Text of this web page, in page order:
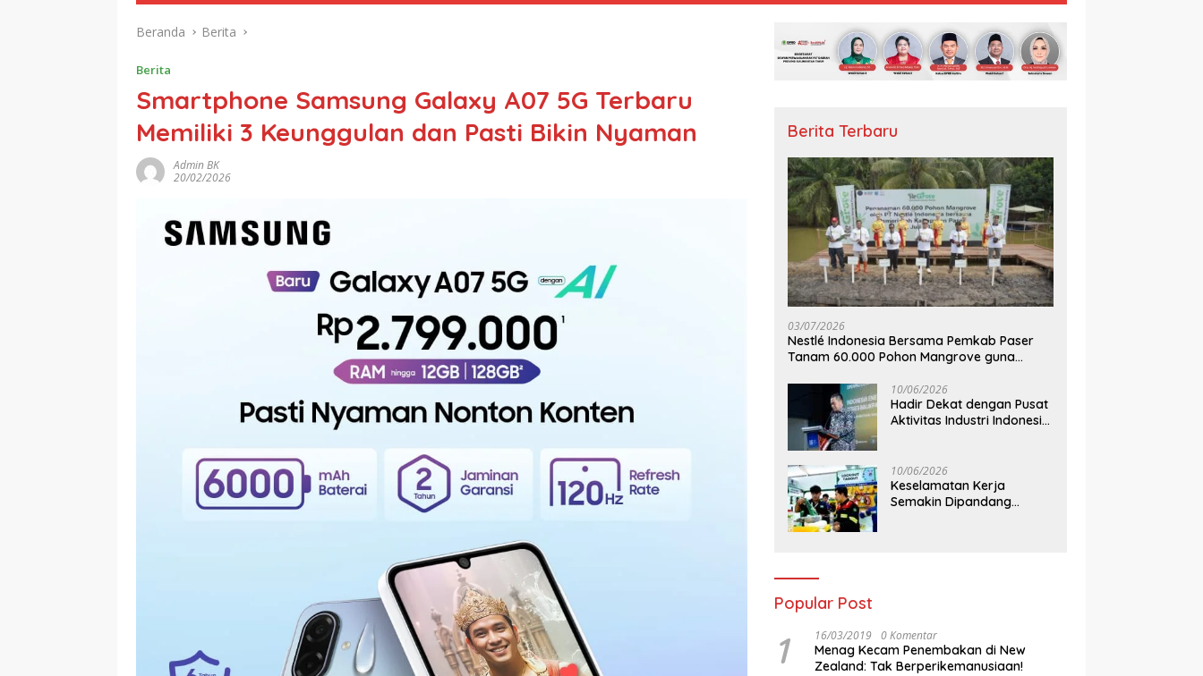
Beranda Berita
Berita
Smartphone Samsung Galaxy A07 5G Terbaru
Memiliki 3 Keunggulan dan Pasti Bikin Nyaman
Admin BK
20/02/2026
Berita Terbaru
03/07/2026
Nestlé Indonesia Bersama Pemkab Paser
Tanam 60.000 Pohon Mangrove guna
10/06/2026
Hadir Dekat dengan Pusat
Aktivitas Industri Indonesia
Balikpapan
10/06/2026
Keselamatan Kerja
Semakin Dipandang
Popular Post
1 16/03/2019 0 Komentar
Menag Kecam Penembakan di New
Zealand: Tak Berperikemanusiaan!